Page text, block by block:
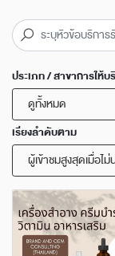
ประเภท / สาขาการให้
ดูทั้งหมด
เรียงลำดับตาม
ผู้เข้าชมสูงสุดเมื่อไ